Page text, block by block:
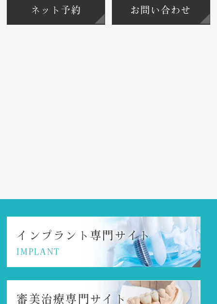
ネット予約 お問い合わせ
インプラント 専門サイト
IMPLANT
審美治療専門サイト